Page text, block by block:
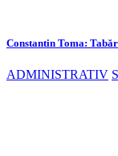
Constantin Toma:
ADMINISTRATIV